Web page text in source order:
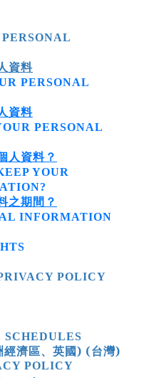
資料
PERSONAL
資料
PERSONAL
人資料？
YOUR
之期間？
INFORMATION
POLICY
SCHEDULES
濟區、英國) (台灣)
POLICY